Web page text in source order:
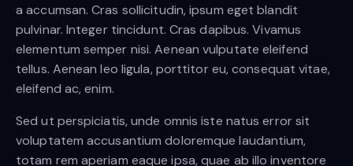
a accumsan. Cras sollicitudin, ipsum eget blandit
pulvinar. Integer tincidunt. Cras dapibus. Vivamus
elementum semper nisi. Aenean vulputate eleifend
tellus. Aenean leo ligula, porttitor eu, consequat vitae,
eleifend ac, enim.
Sed ut perspiciatis, unde omnis iste natus error sit
voluptatem accusantium doloremque laudantium,
totam rem aperiam eaque ipsa, quae ab illo inventore